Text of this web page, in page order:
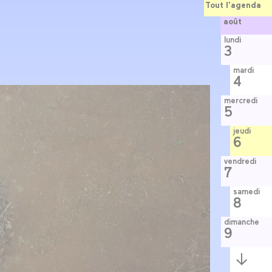
Tout l’agenda
août
lundi
3
mardi
4
mercredi
5
jeudi
6
vendredi
7
samedi
8
dimanche
9
Semaine
suivante